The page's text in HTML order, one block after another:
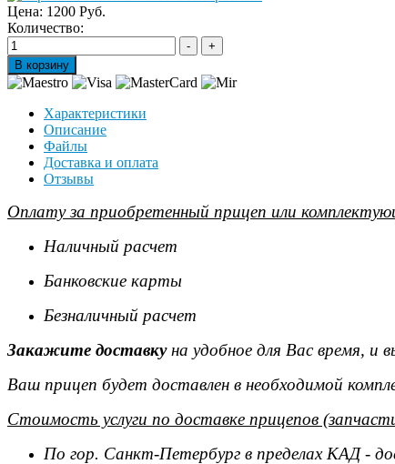
Цена: 1200 Руб.
Количество:
Характеристики
Описание
Файлы
Доставка и оплата
Отзывы
Оплату за приобретенный прицеп или
Наличный расчет
Банковские карты
Безналичный расчет
Закажите доставкуна удобное для Вас время, и
Ваш прицеп будет доставлен в необходимой
Стоимость услуги по доставке прицепов
По гор. Санкт-Петербург в пределах КАД -